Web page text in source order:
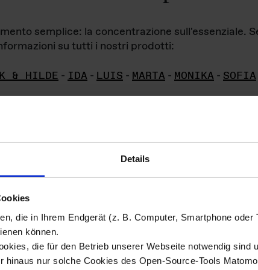
Details
die in Ihrem Endgerät (z. B. Computer, Smartphone oder
können.
die für den Betrieb unserer Webseite notwendig sind
hinaus nur solche Cookies des Open-Source-Tools
semplice: la concentrazione sull'essenziale.
su tutti i nostri prodotti:
& HILDE - IDA - LUIS - MARTA - MONIKA - SOFIA
di
materiale fotografico sono detenuti daDas